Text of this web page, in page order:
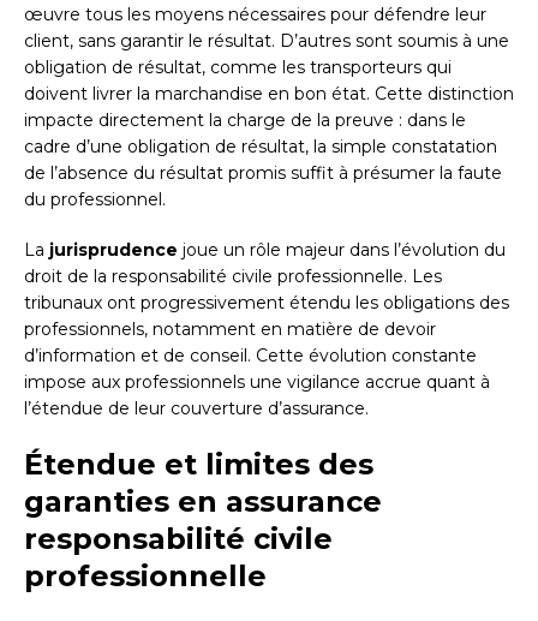
œuvre tous les moyens nécessaires pour défendre leur
client, sans garantir le résultat. D’autres sont soumis à une
obligation de résultat, comme les transporteurs qui
doivent livrer la marchandise en bon état. Cette distinction
impacte directement la charge de la preuve : dans le
cadre d’une obligation de résultat, la simple constatation
de l’absence du résultat promis suffit à présumer la faute
du professionnel.
La jurisprudence joue un rôle majeur dans l’évolution du
droit de la responsabilité civile professionnelle. Les
tribunaux ont progressivement étendu les obligations des
professionnels, notamment en matière de devoir
d’information et de conseil. Cette évolution constante
impose aux professionnels une vigilance accrue quant à
l’étendue de leur couverture d’assurance.
Étendue et limites des
garanties en assurance
responsabilité civile
professionnelle